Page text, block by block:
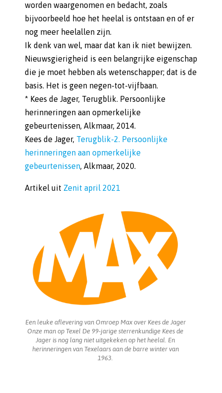
worden waargenomen en bedacht, zoals
bijvoorbeeld hoe het heelal is ontstaan en of er
nog meer heelallen zijn.
Ik denk van wel, maar dat kan ik niet bewijzen.
Nieuwsgierigheid is een belangrijke eigenschap
die je moet hebben als wetenschapper; dat is de
basis. Het is geen negen-tot-vijfbaan.
* Kees de Jager, Terugblik. Persoonlijke
herinneringen aan opmerkelijke
gebeurtenissen, Alkmaar, 2014.
Kees de Jager, Terugblik-2. Persoonlijke
herinneringen aan opmerkelijke
gebeurtenissen, Alkmaar, 2020.
Artikel uit Zenit april 2021
Een leuke aflevering van Omroep Max over Kees de Jager
Onze man op Texel De 99-jarige sterrenkundige Kees de
Jager is nog lang niet uitgekeken op het heelal. En
herinneringen van Texelaars aan de barre winter van
1963.